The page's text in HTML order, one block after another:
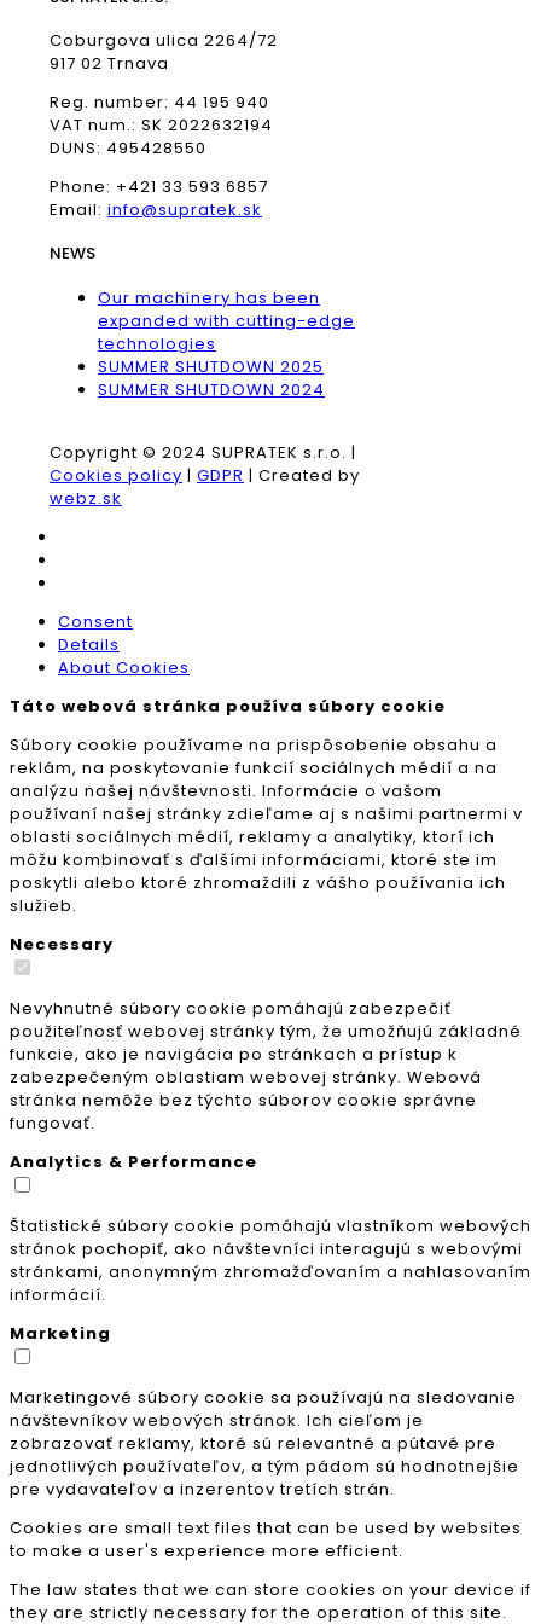
Coburgova ulica 2264/72
917 02 Trnava
Reg. number: 44 195 940
VAT num.: SK 2022632194
DUNS: 495428550
Phone: +421 33 593 6857
Email: info@supratek.sk
NEWS
Our machinery has been
expanded with cutting-edge
technologies
SUMMER SHUTDOWN 2025
SUMMER SHUTDOWN 2024
Copyright © 2024 SUPRATEK s.r.o. |
Cookies policy | GDPR | Created by
webz.sk
Consent
Details
About Cookies
Táto webová stránka používa súbory cookie
Súbory cookie používame na prispôsobenie obsahu a
reklám, na poskytovanie funkcií sociálnych médií a na
analýzu našej návštevnosti. Informácie o vašom
používaní našej stránky zdieľame aj s našimi partnermi v
oblasti sociálnych médií, reklamy a analytiky, ktorí ich
môžu kombinovať s ďalšími informáciami, ktoré ste im
poskytli alebo ktoré zhromaždili z vášho používania ich
služieb.
Necessary
Nevyhnutné súbory cookie pomáhajú zabezpečiť
použiteľnosť webovej stránky tým, že umožňujú základné
funkcie, ako je navigácia po stránkach a prístup k
zabezpečeným oblastiam webovej stránky. Webová
stránka nemôže bez týchto súborov cookie správne
fungovať.
Analytics & Performance
Štatistické súbory cookie pomáhajú vlastníkom webových
stránok pochopiť, ako návštevníci interagujú s webovými
stránkami, anonymným zhromažďovaním a nahlasovaním
informácií.
Marketing
Marketingové súbory cookie sa používajú na sledovanie
návštevníkov webových stránok. Ich cieľom je
zobrazovať reklamy, ktoré sú relevantné a pútavé pre
jednotlivých používateľov, a tým pádom sú hodnotnejšie
pre vydavateľov a inzerentov tretích strán.
Cookies are small text files that can be used by websites
to make a user's experience more efficient.
The law states that we can store cookies on your device if
they are strictly necessary for the operation of this site.